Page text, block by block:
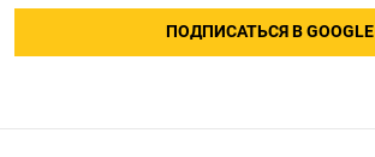
ПОДПИСАТЬСЯ В GOOGLE